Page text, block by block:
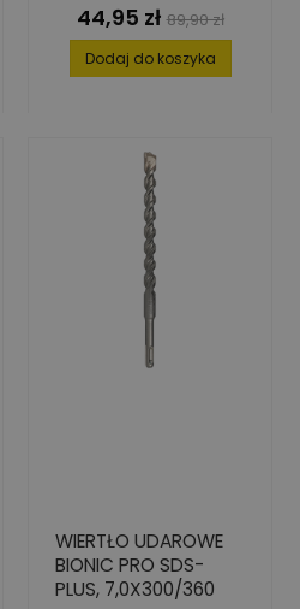
Cena
44,95 zł Cena
podstawowa
89,90 zł
Dodaj do koszyka
WIERTŁO UDAROWE
BIONIC PRO SDS-
PLUS, 7,0X300/360